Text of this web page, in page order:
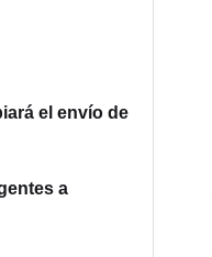
el envío de
a